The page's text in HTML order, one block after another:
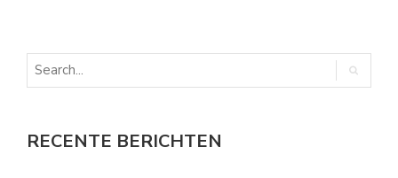
RECENTE BERICHTEN